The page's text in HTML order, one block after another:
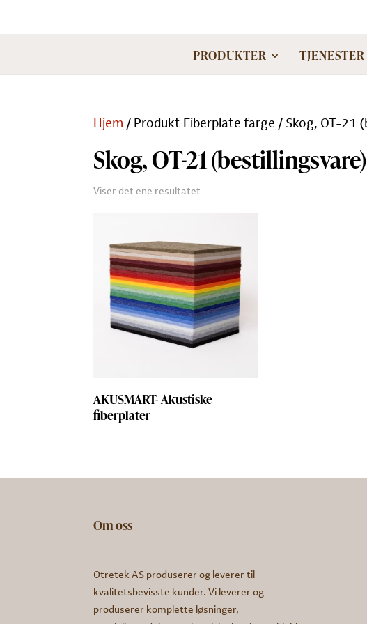
PRODUKTER TJENESTER
Hjem / Produkt Fiberplate farge / Skog, OT-21
Skog, OT-21 (bestillingsvare)
Viser det ene resultatet
AKUSMART- Akustiske
fiberplater
Om oss
Otretek AS produserer og leverer til
kvalitetsbevisste kunder. Vi leverer og
produserer komplette løsninger,